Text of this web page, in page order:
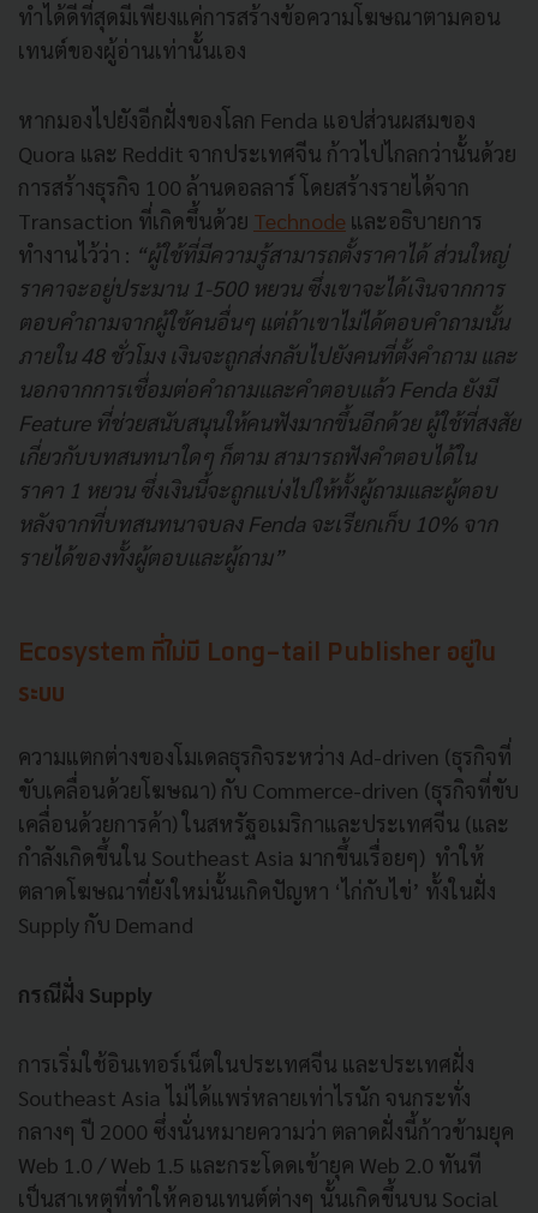
ทำได้ดีที่สุดมีเพียงแค่การสร้างข้อความโฆษณาตามคอน
เทนต์ของผู้อ่านเท่านั้นเอง
หากมองไปยังอีกฝั่งของโลก Fenda แอปส่วนผสมของ
Quora และ Reddit จากประเทศจีน ก้าวไปไกลกว่านั้นด้วย
การสร้างธุรกิจ 100 ล้านดอลลาร์ โดยสร้างรายได้จาก
Transaction ที่เกิดขึ้นด้วย Technode และอธิบายการ
ทำงานไว้ว่า : “ผู้ใช้ที่มีความรู้สามารถตั้งราคาได้ ส่วนใหญ่
ราคาจะอยู่ประมาน 1-500 หยวน ซึ่งเขาจะได้เงินจากการ
ตอบคำถามจากผู้ใช้คนอื่นๆ แต่ถ้าเขาไม่ได้ตอบคำถามนั้น
ภายใน 48 ชั่วโมง เงินจะถูกส่งกลับไปยังคนที่ตั้งคำถาม และ
นอกจากการเชื่อมต่อคำถามและคำตอบแล้ว Fenda ยังมี
Feature ที่ช่วยสนับสนุนให้คนฟังมากขึ้นอีกด้วย ผู้ใช้ที่สงสัย
เกี่ยวกับบทสนทนาใดๆ ก็ตาม สามารถฟังคำตอบได้ใน
ราคา 1 หยวน ซึ่งเงินนี้จะถูกแบ่งไปให้ทั้งผู้ถามและผู้ตอบ
หลังจากที่บทสนทนาจบลง Fenda จะเรียกเก็บ 10% จาก
รายได้ของทั้งผู้ตอบและผู้ถาม”
Ecosystem ที่ไม่มี Long-tail Publisher อยู่ใน
ระบบ
ความแตกต่างของโมเดลธุรกิจระหว่าง Ad-driven (ธุรกิจที่
ขับเคลื่อนด้วยโฆษณา) กับ Commerce-driven (ธุรกิจที่ขับ
เคลื่อนด้วยการค้า) ในสหรัฐอเมริกาและประเทศจีน (และ
กำลังเกิดขึ้นใน Southeast Asia มากขึ้นเรื่อยๆ) ทำให้
ตลาดโฆษณาที่ยังใหม่นั้นเกิดปัญหา ‘ไก่กับไข่’ ทั้งในฝั่ง
Supply กับ Demand
กรณีฝั่ง Supply
การเริ่มใช้อินเทอร์เน็ตในประเทศจีน และประเทศฝั่ง
Southeast Asia ไม่ได้แพร่หลายเท่าไรนัก จนกระทั่ง
กลางๆ ปี 2000 ซึ่งนั่นหมายความว่า ตลาดฝั่งนี้ก้าวข้ามยุค
Web 1.0 / Web 1.5 และกระโดดเข้ายุค Web 2.0 ทันที
เป็นสาเหตุที่ทำให้คอนเทนต์ต่างๆ นั้นเกิดขึ้นบน Social